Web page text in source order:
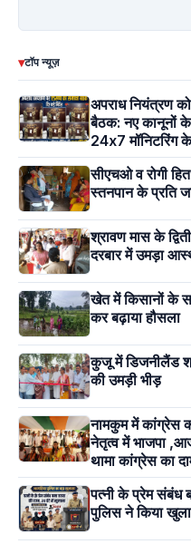
▾टॉप न्यूज़
अपराध नियंत्रण
बैठक: नए कानूनों
24x7 मॉनिटरिंग के
सीएचओ व रोगी
स्तनपान के प्रति
श्रावण मास के
दरबार में उमड़ा
खेत में किसानों के
कर बढ़ाया हौसला
कुजू में डिजनीलैंड
की उमड़ी भीड़
नामकुम में कांग्रेस
नेतृत्व में भाजपा
थामा कांग्रेस का
पत्नी के प्रेम संबंध
पुलिस ने किया